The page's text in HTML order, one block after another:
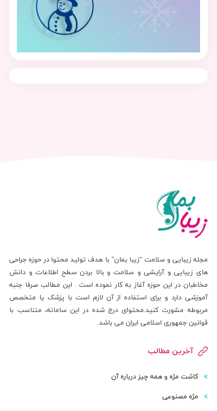
مجله زیبایی و سلامت “زیبا بمان” با هدف تولید محتوا در حوزه جراحی
های زیبایی و آرایشی و سلامت و بالا بردن سطح اطلاعات و دانش
مخاطبان در این حوزه آغاز به کار نموده است . این مطالب صرفا جنبه
آموزشی دارد و برای استفاده از آن لازم است با پزشک یا متخصص
مربوطه مشورت کنید.محتوای درج شده در این سامانه، متناسب با
قوانین جمهوری اسلامی ایران می باشد.
آخرین مطالب
کاشت مژه و همه چیز درباره آن
مژه مصنوعی